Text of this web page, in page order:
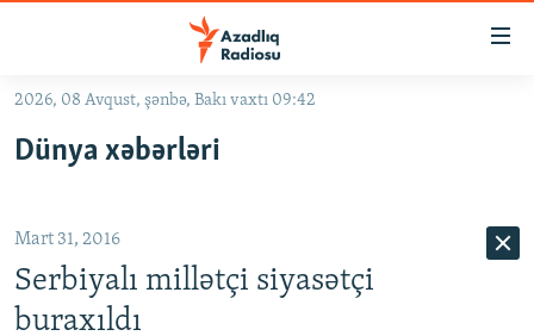
Əsas
qayıt
qayıt
Axtarışa
keç
#İZAHLA
FƏRQƏ BAX
2026, 08 Avqust, şənbə, Bakı vaxtı 09:42
Dünya xəbərləri
Mart 31, 2016
Serbiyalı millətçi siyasətçi
buraxıldı